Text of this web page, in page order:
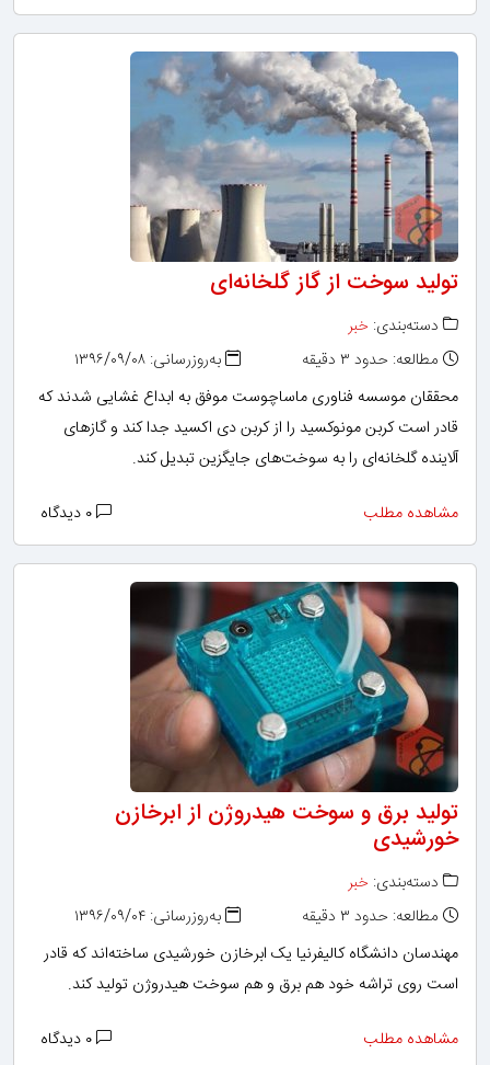
تولید سوخت از گاز گلخانه‌ای
دسته‌بندی: خبر
مطالعه: حدود ۳ دقیقه
به‌روزرسانی: ۱۳۹۶/۰۹/۰۸
محققان موسسه فناوری ماساچوست موفق به ابداع غشایی شدند که
قادر است کربن مونوکسید را از کربن دی‌ اکسید جدا کند و گازهای
آلاینده گلخانه‌ای را به سوخت‌های جایگزین تبدیل کند.
مشاهده مطلب
تولید برق و سوخت هیدروژن از ابرخازن
خورشیدی
دسته‌بندی: خبر
مطالعه: حدود ۳ دقیقه
به‌روزرسانی: ۱۳۹۶/۰۹/۰۴
مهندسان دانشگاه کالیفرنیا یک ابرخازن خورشیدی ساخته‌اند که قادر
است روی تراشه خود هم برق و هم سوخت هیدروژن تولید کند.
مشاهده مطلب